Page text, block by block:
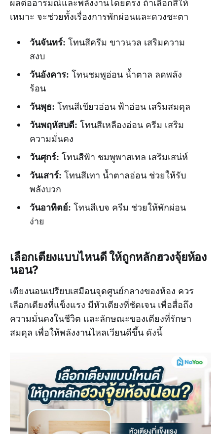
ผลต่ออารมณ์และพลังงานโดยตรง ถ้าเลือกสีให้
เหมาะ จะช่วยทั้งเรื่องการพักผ่อนและดวงชะตา
วันจันทร์: โทนสีครีม ขาวนวล เสริมความ
สงบ
วันอังคาร: โทนชมพูอ่อน น้ำตาล ลดพลัง
ร้อน
วันพุธ: โทนสีเขียวอ่อน ฟ้าอ่อน เสริมสมดุล
วันพฤหัสบดี: โทนสีเหลืองอ่อน ครีม เสริม
ความมั่นคง
วันศุกร์: โทนสีฟ้า ชมพูพาสเทล เสริมเสน่ห์
วันเสาร์: โทนสีเทา น้ำตาลอ่อน ช่วยให้รับ
พลังบวก
วันอาทิตย์: โทนสีเบจ ครีม ช่วยให้พักผ่อน
ง่าย
เลือกเตียงแบบไหนดี ให้ถูกหลักฮวงจุ้ยห้อง
นอน?
เตียงนอนเปรียบเสมือนจุดศูนย์กลางของห้อง ควร
เลือกเตียงที่แข็งแรง มีหัวเตียงที่ชัดเจน เพื่อสื่อถึง
ความมั่นคงในชีวิต และลักษณะของเตียงที่รักษา
สมดุล เพื่อให้พลังงานไหลเวียนดีขึ้น ดังนี้